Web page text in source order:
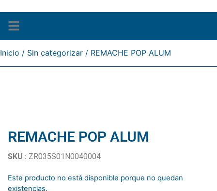
Inicio / Sin categorizar / REMACHE POP ALUM
REMACHE POP ALUM
SKU : ZR035S01N0040004
Este producto no está disponible porque no quedan
existencias.